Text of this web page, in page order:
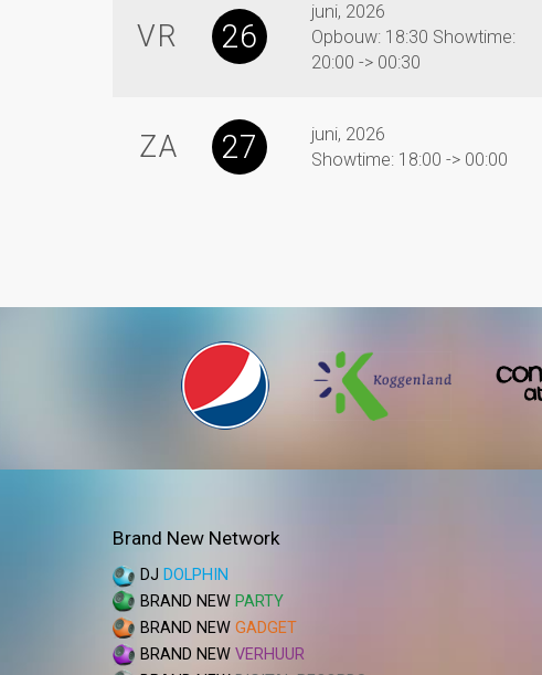
VR 26
juni, 2026
Opbouw: 18:30 Showtime:
20:00 -> 00:30
ZA 27
juni, 2026
Showtime: 18:00 -> 00:00
Brand New Network
DJ DOLPHIN
BRAND NEW PARTY
BRAND NEW GADGET
BRAND NEW VERHUUR